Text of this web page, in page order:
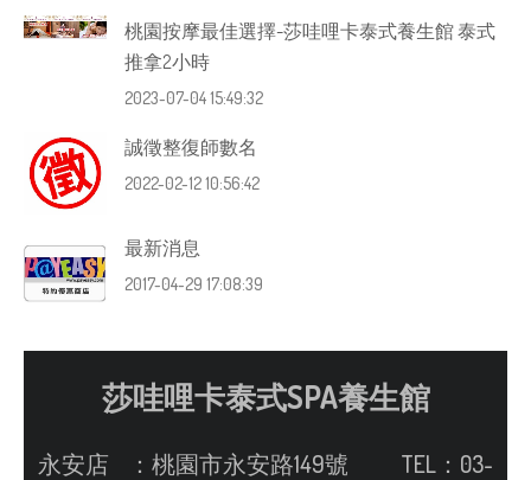
桃園按摩最佳選擇-莎哇哩卡泰式養生館 泰式
推拿2小時
2023-07-04 15:49:32
誠徵整復師數名
2022-02-12 10:56:42
最新消息
2017-04-29 17:08:39
莎哇哩卡泰式SPA養生館
永安店 ： 桃園市永安路149號 TEL：03-